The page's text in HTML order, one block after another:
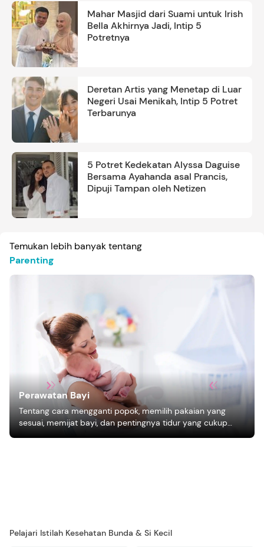
Mahar Masjid dari Suami untuk Irish
Bella Akhirnya Jadi, Intip 5
Potretnya
Deretan Artis yang Menetap di Luar
Negeri Usai Menikah, Intip 5 Potret
Terbarunya
5 Potret Kedekatan Alyssa Daguise
Bersama Ayahanda asal Prancis,
Dipuji Tampan oleh Netizen
Temukan lebih banyak tentang
Parenting
Perawatan Bayi
Tentang cara mengganti popok, memilih pakaian yang
sesuai, memijat bayi, dan pentingnya tidur yang cukup
bagi pertumbuhan bayi.
Pelajari Istilah Kesehatan Bunda & Si Kecil